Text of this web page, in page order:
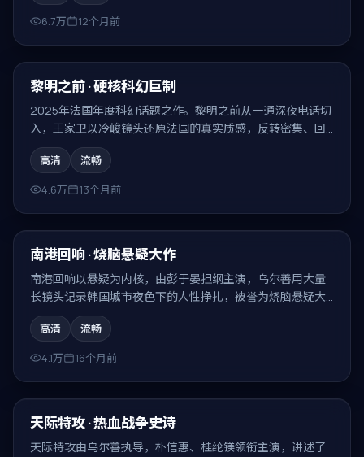
6.7万
12个月前
最新
黎明之前 · 硬核科幻巨制
2025年法国年度科幻话题之作。黎明之前从一通深夜电话切
入，王家卫以冷峻镜头还原法国的真实质感，反转密集、回
味无穷。
高清
流畅
4.6万
13个月前
最新
南港回响 · 烧脑悬疑大作
南港回响以悬疑为内核，由彭于晏担纲主演，乌尔善用大量
长镜头记录韩国城市夜色下的人性挣扎，被誉为烧脑悬疑大
作。
高清
流畅
4.1万
16个月前
最新
天际特攻 · 热血战争史诗
天际特攻由乌尔善执导，朴信惠、桂纶镁领衔主演，讲述了